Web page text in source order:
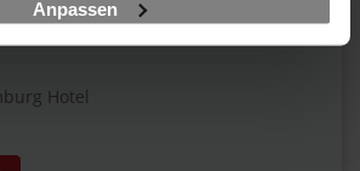
Anpassen
Hotel